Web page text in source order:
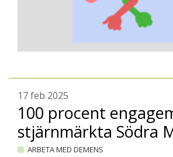
17 feb 2025
100 procent
stjärnmärkta Södra
ARBETA MED DEMENS